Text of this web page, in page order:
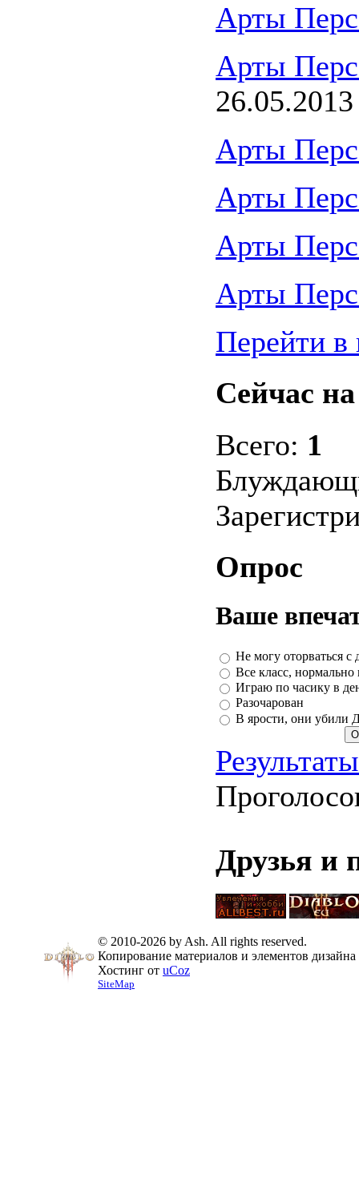
Арты
Арты
26.05.2013
Арты
Арты
Арты
Арты
Перейти в
Сейчас
Всего: 1
Опрос
Ваше
Не могу оторваться с
Все класс, нормально
Играю по часику в
Разочарован
В ярости, они убили
Результаты
Друзья и
© 2010-2026 by Ash. All rights reserved.
Копирование материалов и элементов
Хостинг от uCoz
SiteMap